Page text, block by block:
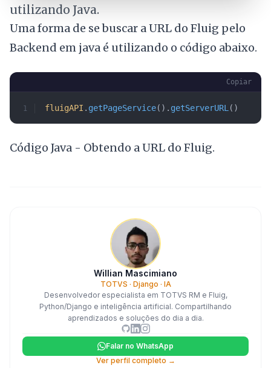
utilizando Java.
Uma forma de se buscar a URL do Fluig pelo
Backend em java é utilizando o código abaixo.
Copiar
fluigAPI . getPageService(). getServerURL ()
Código Java - Obtendo a URL do Fluig.
Willian Mascimiano
TOTVS · Django · IA
Desenvolvedor especialista em TOTVS RM e Fluig,
Python/Django e inteligência artificial. Compartilhando
aprendizados e soluções do dia a dia.
Falar no WhatsApp
Ver perfil completo →